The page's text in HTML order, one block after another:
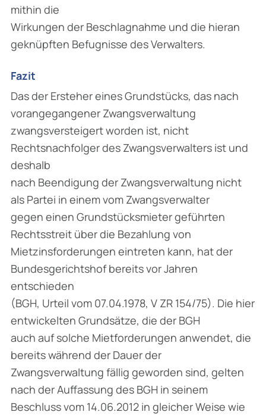
mithin die
Wirkungen der Beschlagnahme und die hieran
geknüpften Befugnisse des Verwalters.
Fazit
Das der Ersteher eines Grundstücks, das nach
vorangegangener Zwangsverwaltung
zwangsversteigert worden ist, nicht
Rechtsnachfolger des Zwangsverwalters ist und
deshalb
nach Beendigung der Zwangsverwaltung nicht
als Partei in einem vom Zwangsverwalter
gegen einen Grundstücksmieter geführten
Rechtsstreit über die Bezahlung von
Mietzinsforderungen eintreten kann, hat der
Bundesgerichtshof bereits vor Jahren
entschieden
(BGH, Urteil vom 07.04.1978, V ZR 154/75). Die hier
entwickelten Grundsätze, die der BGH
auch auf solche Mietforderungen anwendet, die
bereits während der Dauer der
Zwangsverwaltung fällig geworden sind, gelten
nach der Auffassung des BGH in seinem
Beschluss vom 14.06.2012 in gleicher Weise wie